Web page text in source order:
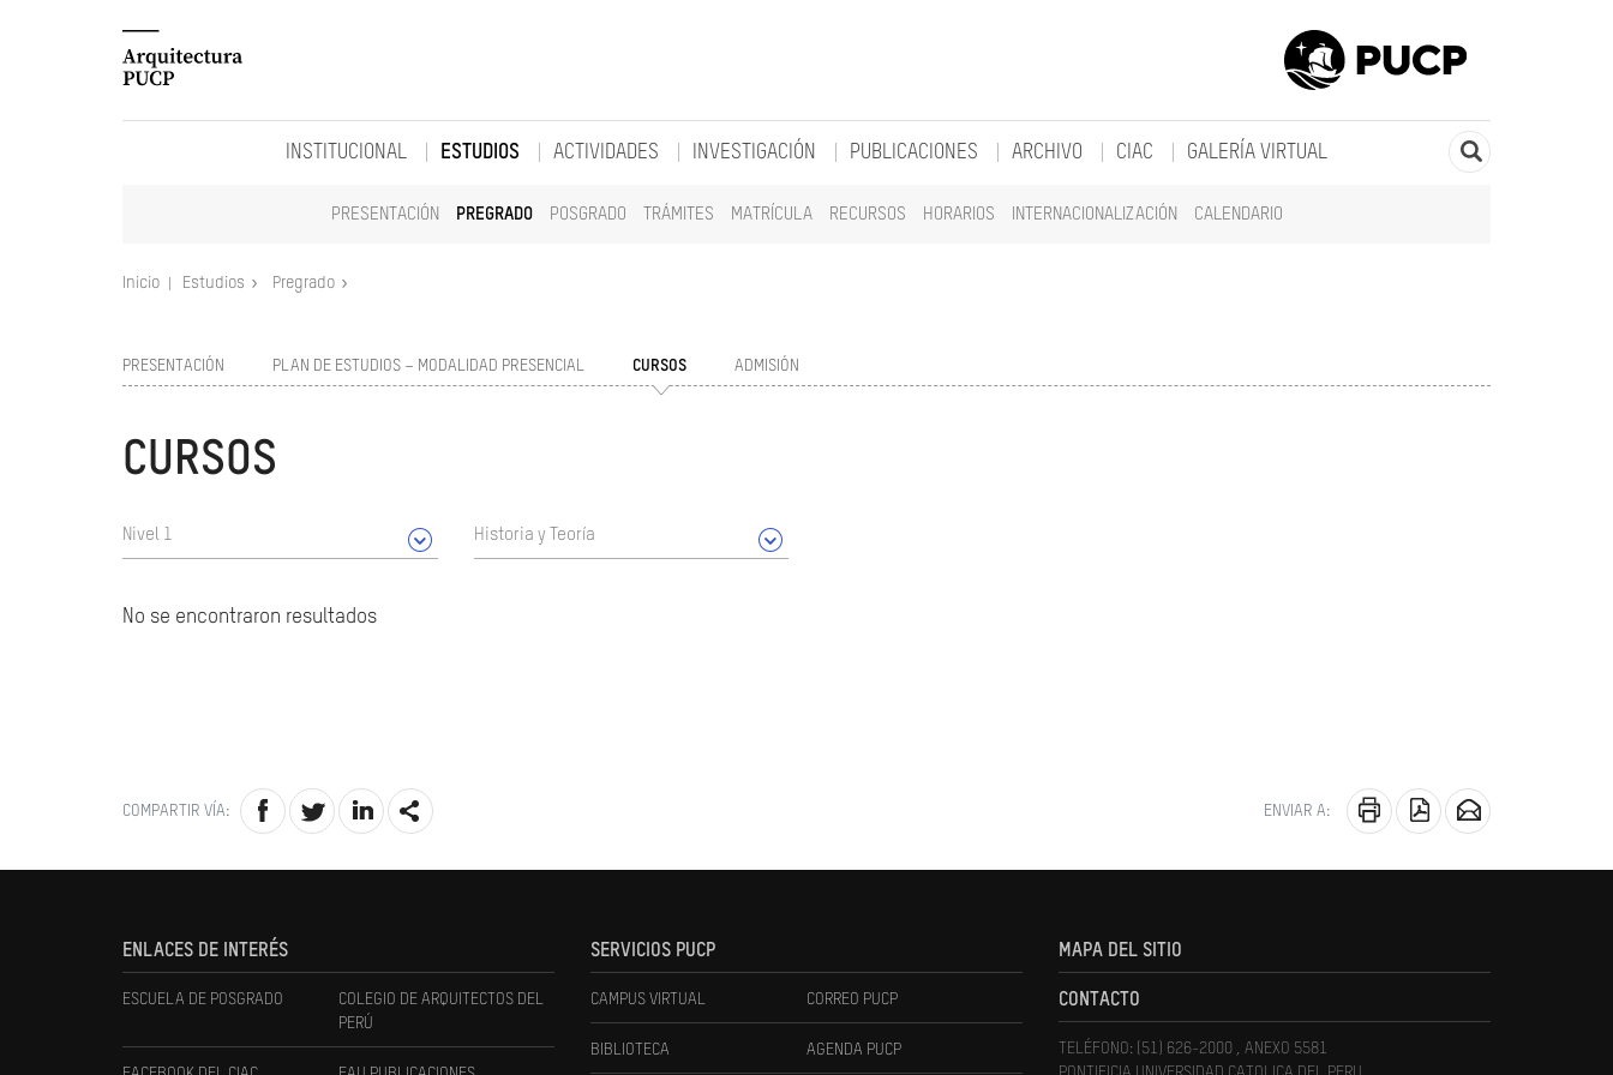
INSTITUCIONAL ESTUDIOS
PRESENTACIÓN PREGRADO POSGRADO TRÁMITES MATRÍCULA RECURSOS HORARIOS INTERNACIONALIZACIÓN CALENDARIO
ACTIVIDADES INVESTIGACIÓN PUBLICACIONES ARCHIVO CIAC GALERÍA VIRTUAL
Inicio Estudios Pregrado
PRESENTACIÓN PLAN DE ESTUDIOS – MODALIDAD PRESENCIAL CURSOS ADMISIÓN
CURSOS
Nivel 1 Historia y Teoría
No se encontraron resultados
COMPARTIR VÍA: ENVIAR A:
ENLACES DE INTERÉS
ESCUELA DE POSGRADO
COLEGIO DE ARQUITECTOS DEL
PERÚ
SERVICIOS PUCP
CAMPUS VIRTUAL CORREO PUCP
BIBLIOTECA AGENDA PUCP
MAPA DEL SITIO
CONTACTO
TELÉFONO: (51) 626-2000 , ANEXO 5581